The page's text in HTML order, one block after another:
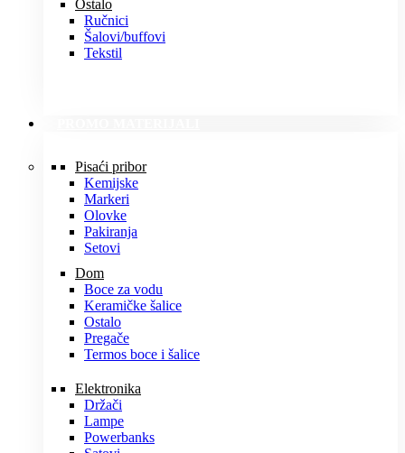
Ostalo
Ručnici
Šalovi/buffovi
Tekstil
Pisaći pribor
Kemijske
Markeri
Olovke
Pakiranja
Setovi
Dom
Boce za vodu
Keramičke šalice
Ostalo
Pregače
Termos boce i šalice
Elektronika
Držači
Lampe
Powerbanks